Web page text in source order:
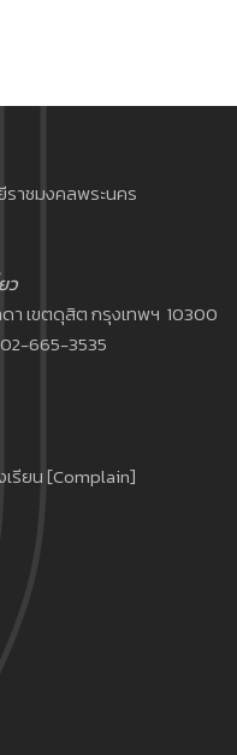
ราชมงคลพระนคร
ว
เขตดุสิต กรุงเทพฯ 10300
665-3535
เรียน [Complain]